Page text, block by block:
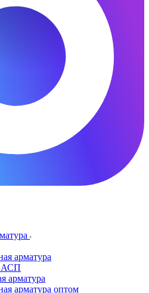
арматура
АСП
арматура
арматура оптом